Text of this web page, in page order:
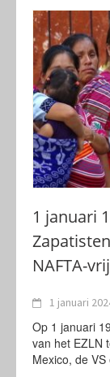
1 januari
NAFTA-
1 januari
Op 1 januari
van het EZLN
Mexico, de